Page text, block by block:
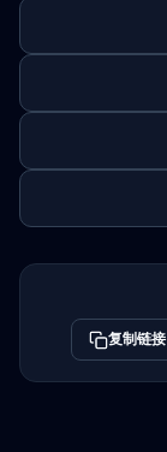
复制链接